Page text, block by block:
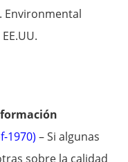
Environmental
1970) – Si algunas
sobre la calidad